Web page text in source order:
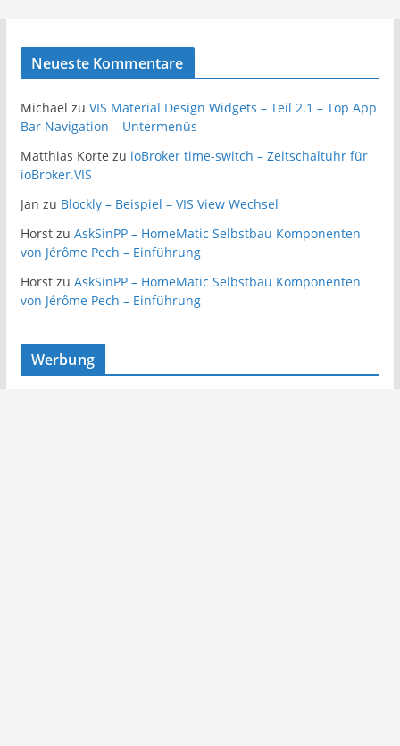
Neueste Kommentare
Michael zu VIS Material Design Widgets – Teil 2.1 – Top App
Bar Navigation – Untermenüs
Matthias Korte zu ioBroker time-switch – Zeitschaltuhr für
ioBroker.VIS
Jan zu Blockly – Beispiel – VIS View Wechsel
Horstzu AskSinPP – HomeMatic Selbstbau Komponenten
von Jérôme Pech – Einführung
Horstzu AskSinPP – HomeMatic Selbstbau Komponenten
von Jérôme Pech – Einführung
Werbung